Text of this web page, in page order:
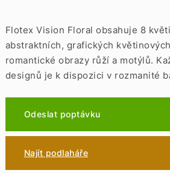
Flotex Vision Floral obsahuje 8
abstraktních, grafických
romantické obrazy růží a motýlů.
designů je k dispozici v rozmanité
Odeslat poptávku
Najít podlaháře